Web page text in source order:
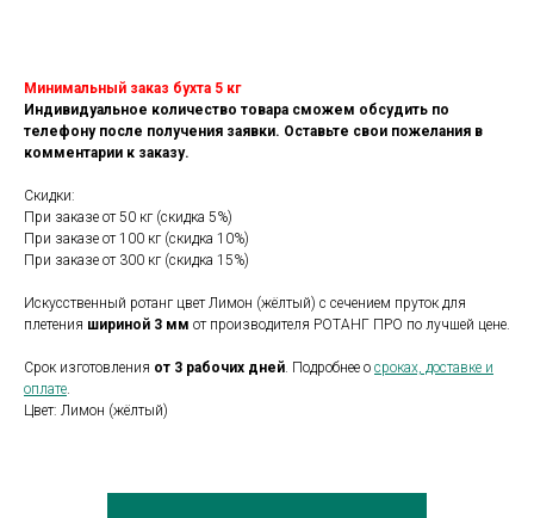
Минимальный заказ бухта 5 кг
Индивидуальное количество товара сможем обсудить по
телефону после получения заявки. Оставьте свои пожелания в
комментарии к заказу.
Скидки:
При заказе от 50 кг (скидка 5%)
При заказе от 100 кг (скидка 10%)
При заказе от 300 кг (скидка 15%)
Искусственный ротанг цвет Лимон (жёлтый) с сечением пруток для
плетения шириной 3 мм от производителя РОТАНГ ПРО по лучшей цене.
Срок изготовления от 3 рабочих дней. Подробнее о сроках, доставке и
оплате.
Цвет: Лимон (жёлтый)